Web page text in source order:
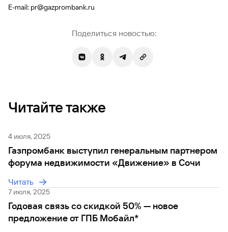
Федеральный
действующему
кредиту
Оформить
страхование
карты
онлайн
Оператор
денежных
средств
Брокер-
онлайн
API
валют и
металлов
Быстрый
поиск
по
обслуживания
Быстрый
сайту
Вклады
E-mail: pr@gazprombank.ru
Поделиться новостью:
Читайте также
4 июля, 2025
Газпромбанк выступил генеральным партнером
форума недвижимости «Движение» в Сочи
Читать
7 июля, 2025
Годовая связь со скидкой 50% — новое
предложение от ГПБ Мобайл*